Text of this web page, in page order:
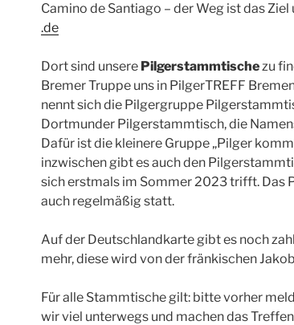
Camino de Santiago – der Weg ist das Ziel
.de
Dort sind unsere Pilgerstammtischezu
Bremer Truppe uns in PilgerTREFF
nennt sich die Pilgergruppe
Dortmunder Pilgerstammtisch, die
Dafür ist die kleinere Gruppe „Pilger
inzwischen gibt es auch den
sich erstmals im Sommer 2023 trifft. Das
auch regelmäßig statt.
Auf der Deutschlandkarte gibt es noch
mehr, diese wird von der fränkischen
Für alle Stammtische gilt: bitte vorher
wir viel unterwegs und machen das